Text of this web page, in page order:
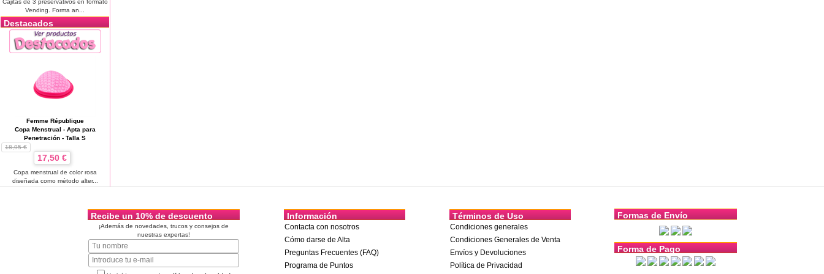
Cajitas de 3 preservativos en formato
Vending. Forma an...
Destacados
Femme République
Copa Menstrual - Apta para
Penetración - Talla S
18,95 €
17,50 €
Copa menstrual de color rosa
diseñada como método alter...
Recibe un 10% de descuento
¡Además de novedades, trucos y consejos de
nuestras expertas!
Información
Contacta con nosotros
Cómo darse de Alta
Preguntas Frecuentes (FAQ)
Programa de Puntos
Términos de Uso
Condiciones generales
Condiciones Generales de Venta
Envíos y Devoluciones
Política de Privacidad
Formas de Envío
Forma de Pago